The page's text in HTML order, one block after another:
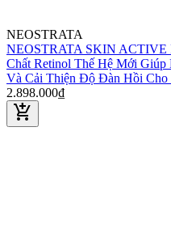
NEOSTRATA
NEOSTRATA SKIN ACTIVE
Chất Retinol Thế Hệ Mới
Và Cải Thiện Độ Đàn Hồi Cho
2.898.000₫
add_shopping_cart